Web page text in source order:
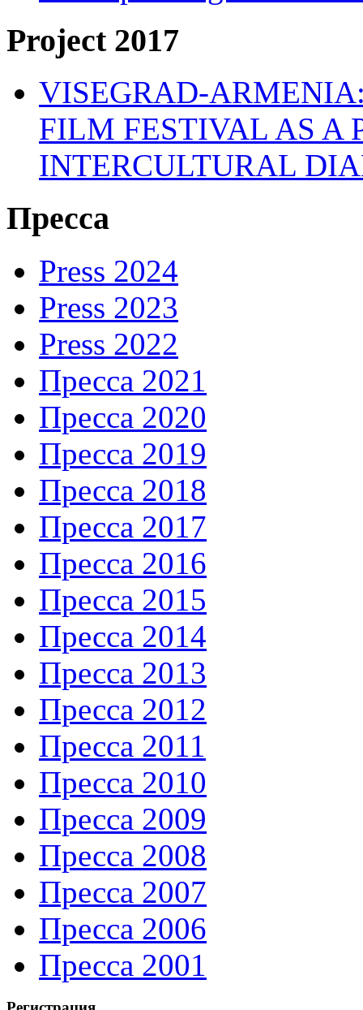
Project 2017
VISEGRAD-
FILM FESTIVAL AS A
INTERCULTURAL
Пресса
Press 2024
Press 2023
Press 2022
Пресса 2021
Пресса 2020
Пресса 2019
Пресса 2018
Пресса 2017
Пресса 2016
Пресса 2015
Пресса 2014
Пресса 2013
Пресса 2012
Пресса 2011
Пресса 2010
Пресса 2009
Пресса 2008
Пресса 2007
Пресса 2006
Пресса 2001